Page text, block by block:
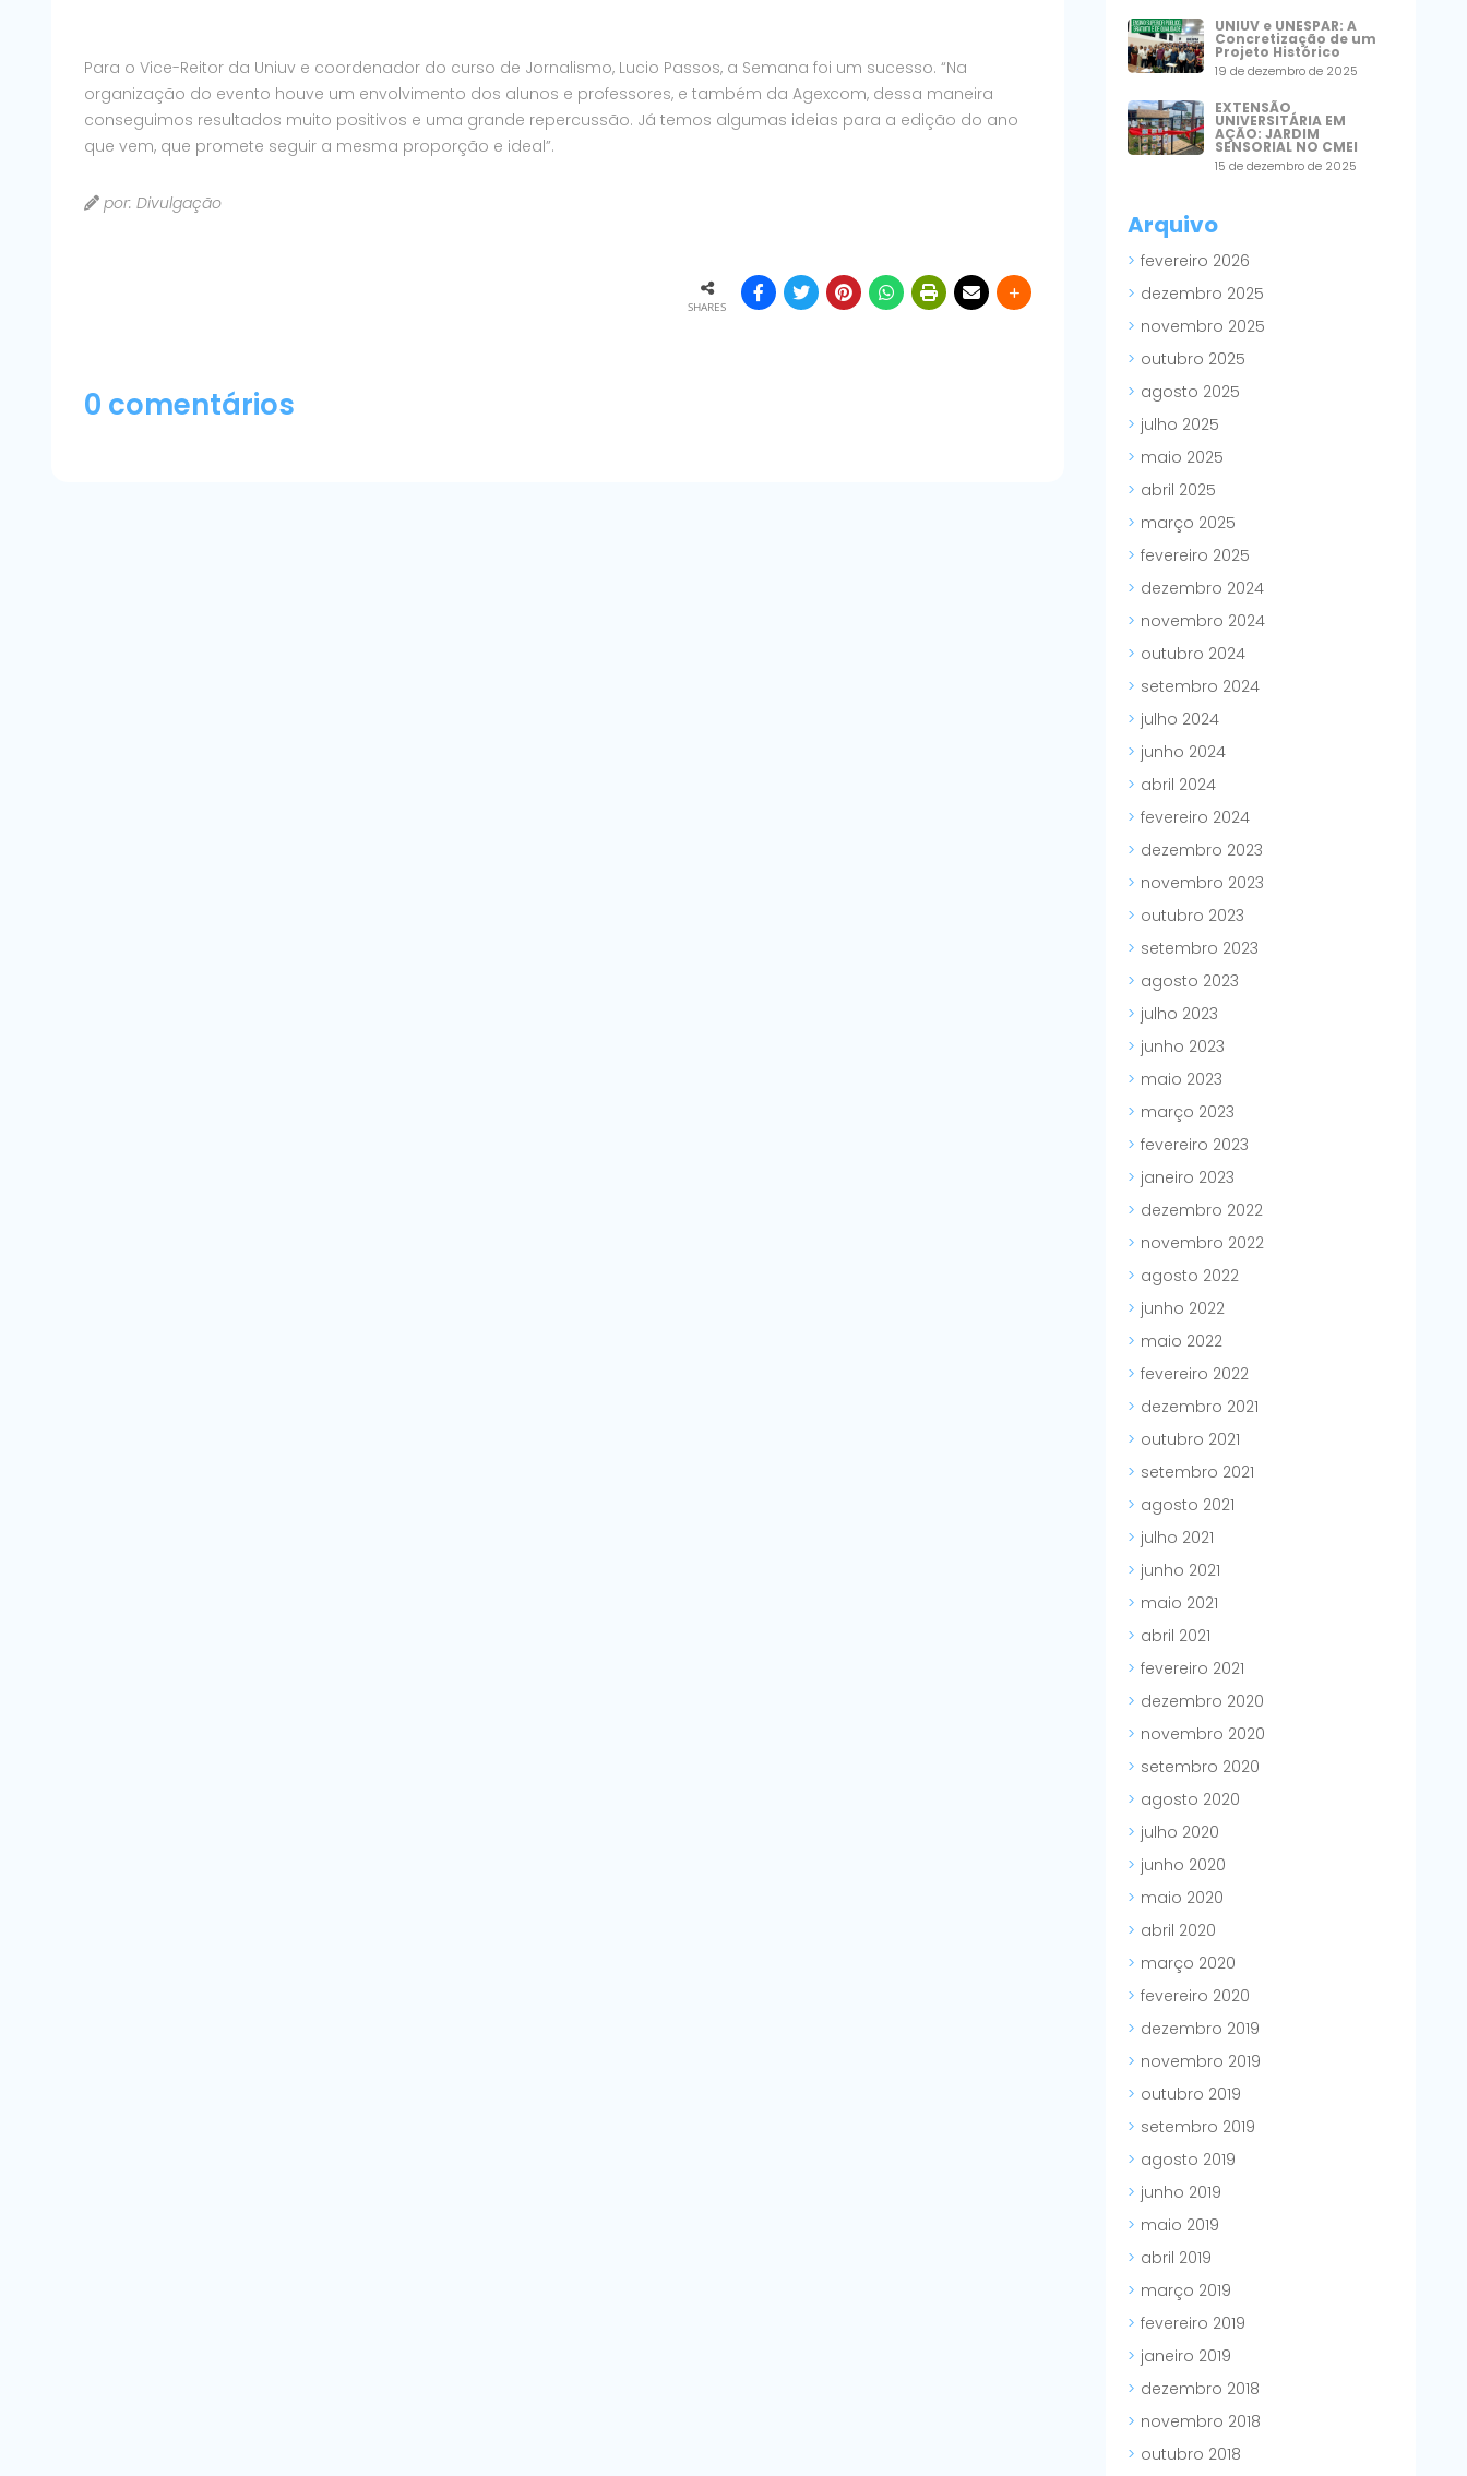
Para o Vice-Reitor da Uniuv e coordenador do curso de Jornalismo, Lucio Passos, a Semana foi um sucesso. “Na
organização do evento houve um envolvimento dos alunos e professores, e também da Agexcom, dessa maneira
conseguimos resultados muito positivos e uma grande repercussão. Já temos algumas ideias para a edição do ano
que vem, que promete seguir a mesma proporção e ideal”.
por: Divulgação
SHARES
0 comentários
UNIUV e UNESPAR: A
Concretização de um
Projeto Histórico
19 de dezembro de 2025
EXTENSÃO
UNIVERSITÁRIA EM
AÇÃO: JARDIM
SENSORIAL NO CMEI
15 de dezembro de 2025
Arquivo
fevereiro 2026
dezembro 2025
novembro 2025
outubro 2025
agosto 2025
julho 2025
maio 2025
abril 2025
março 2025
fevereiro 2025
dezembro 2024
novembro 2024
outubro 2024
setembro 2024
julho 2024
junho 2024
abril 2024
fevereiro 2024
dezembro 2023
novembro 2023
outubro 2023
setembro 2023
agosto 2023
julho 2023
junho 2023
maio 2023
março 2023
fevereiro 2023
janeiro 2023
dezembro 2022
novembro 2022
agosto 2022
junho 2022
maio 2022
fevereiro 2022
dezembro 2021
outubro 2021
setembro 2021
agosto 2021
julho 2021
junho 2021
maio 2021
abril 2021
fevereiro 2021
dezembro 2020
novembro 2020
setembro 2020
agosto 2020
julho 2020
junho 2020
maio 2020
abril 2020
março 2020
fevereiro 2020
dezembro 2019
novembro 2019
outubro 2019
setembro 2019
agosto 2019
junho 2019
maio 2019
abril 2019
março 2019
fevereiro 2019
janeiro 2019
dezembro 2018
novembro 2018
outubro 2018